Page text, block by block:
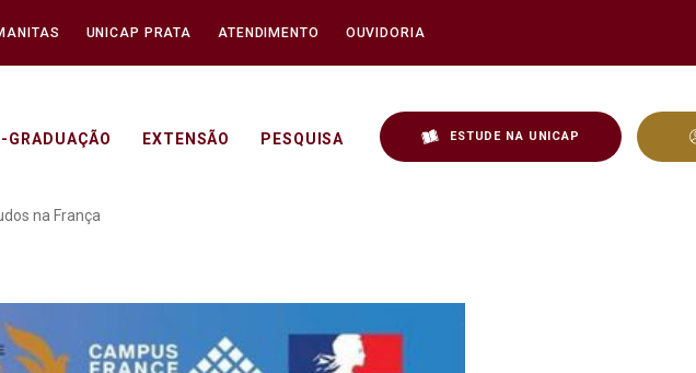
UNICAP PRATA ATENDIMENTO OUVIDORIA
GRADUAÇÃO EXTENSÃO PESQUISA ESTUDE NA UNICAP
de Estudos na França - Unicap
na França